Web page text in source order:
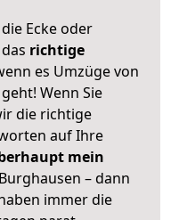
Ecke oder
richtige
es Umzüge von
Wenn Sie
die richtige
auf Ihre
mein
– dann
immer die